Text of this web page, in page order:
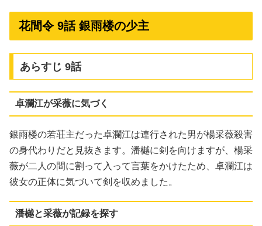
花間令 9話 銀雨楼の少主
あらすじ 9話
卓瀾江が采薇に気づく
銀雨楼の若荘主だった卓瀾江は連行された男が楊采薇殺害
の身代わりだと見抜きます。潘樾に剣を向けますが、楊采
薇が二人の間に割って入って言葉をかけたため、卓瀾江は
彼女の正体に気づいて剣を収めました。
潘樾と采薇が記録を探す